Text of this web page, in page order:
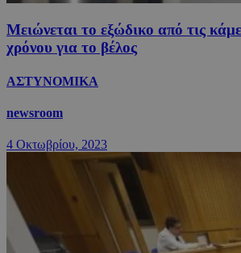
Μειώνεται το εξώδικο από τις
χρόνου για το βέλος
ΑΣΤΥΝΟΜΙΚΑ
newsroom
4 Οκτωβρίου, 2023